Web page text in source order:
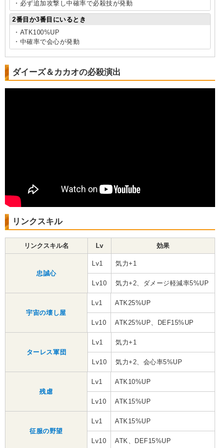
・必ず追加攻撃し中確率で必殺技が発動
2番目か3番目にいるとき
・ATK100%UP
・中確率で会心が発動
ダイーズ＆カカオの必殺演出
リンクスキル
リンクスキル名 Lv 効果
忠誠心
Lv1 気力+1
Lv10 気力+2、ダメージ軽減率5%UP
宇宙の壊し屋
Lv1 ATK25%UP
Lv10 ATK25%UP、DEF15%UP
ターレス軍団
Lv1 気力+1
Lv10 気力+2、会心率5%UP
残虐
Lv1 ATK10%UP
Lv10 ATK15%UP
征服の野望
Lv1 ATK15%UP
Lv10 ATK、DEF15%UP